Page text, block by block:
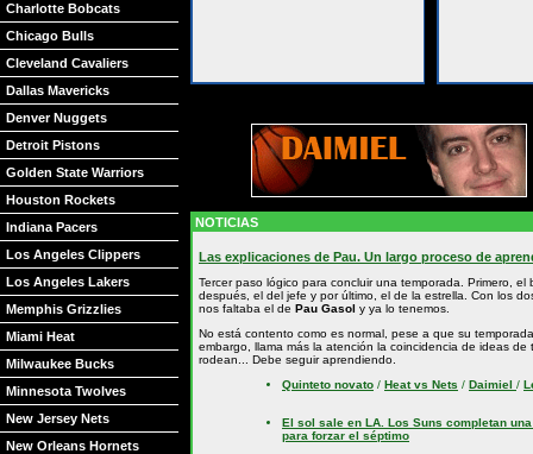
Charlotte Bobcats
Chicago Bulls
Cleveland Cavaliers
Dallas Mavericks
Denver Nuggets
Detroit Pistons
Golden State Warriors
Houston Rockets
Indiana Pacers
Los Angeles Clippers
Los Angeles Lakers
Memphis Grizzlies
Miami Heat
Milwaukee Bucks
Minnesota Twolves
New Jersey Nets
New Orleans Hornets
NOTICIAS
Las explicaciones de Pau. Un largo proceso de
Tercer paso lógico para concluir una temporada. Primero, el
después, el del jefe y por último, el de la estrella. Con los
nos faltaba el de Pau Gasol y ya lo tenemos.
No está contento como es normal, pese a que su
embargo, llama más la atención la coincidencia de ideas de
rodean... Debe seguir aprendiendo.
Quinteto novato / Heat vs Nets / Daimiel /
El sol sale en LA. Los Suns completan
para forzar el séptimo